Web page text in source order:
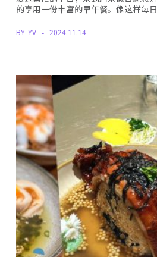
的享用一份丰富的早午餐。像这样每
BY YV 2024.11.14